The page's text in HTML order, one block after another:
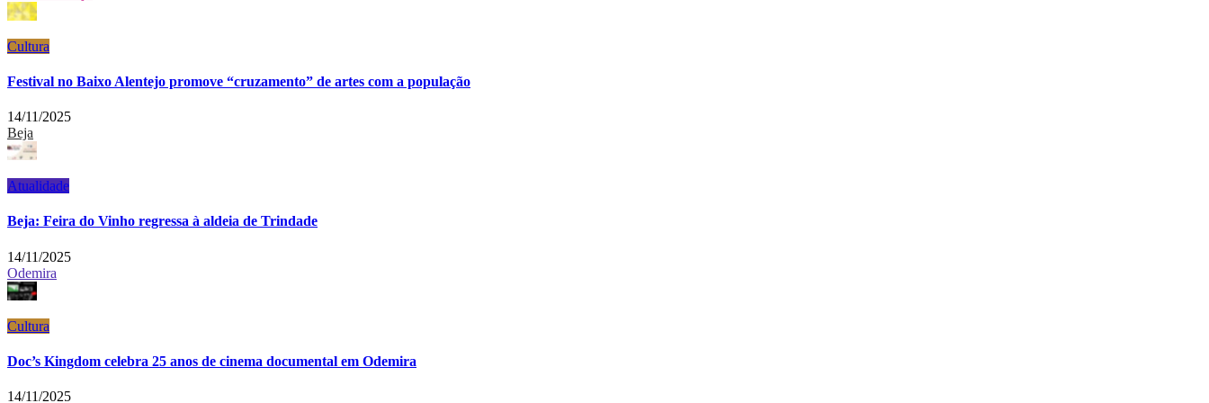
Cultura
Festival no Baixo Alentejo promove “cruzamento” de artes com a população
14/11/2025
Beja
Atualidade
Beja: Feira do Vinho regressa à aldeia de Trindade
14/11/2025
Odemira
Cultura
Doc’s Kingdom celebra 25 anos de cinema documental em Odemira
14/11/2025